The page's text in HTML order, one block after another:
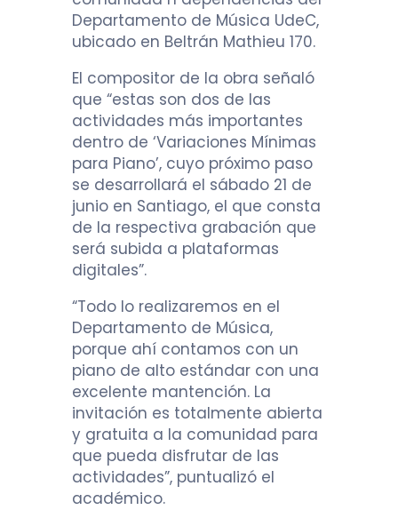
Departamento de Música UdeC,
ubicado en Beltrán Mathieu 170.
El compositor de la obra señaló
que “estas son dos de las
actividades más importantes
dentro de ‘Variaciones Mínimas
para Piano’, cuyo próximo paso
se desarrollará el sábado 21 de
junio en Santiago, el que consta
de la respectiva grabación que
será subida a plataformas
digitales”.
“Todo lo realizaremos en el
Departamento de Música,
porque ahí contamos con un
piano de alto estándar con una
excelente mantención. La
invitación es totalmente abierta
y gratuita a la comunidad para
que pueda disfrutar de las
actividades”, puntualizó el
académico.